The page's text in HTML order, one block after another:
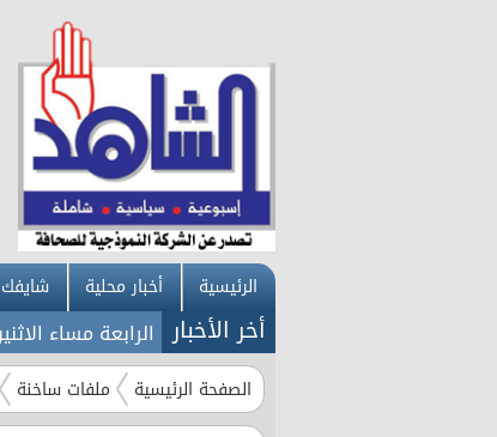
الرئيسية أخبار محلية شايفك
أخر الأخبار
تعلن نتائج الثانوية العامة الساعة الرابعة مساء الاثنين
الصفحة الرئيسية ملفات ساخنة